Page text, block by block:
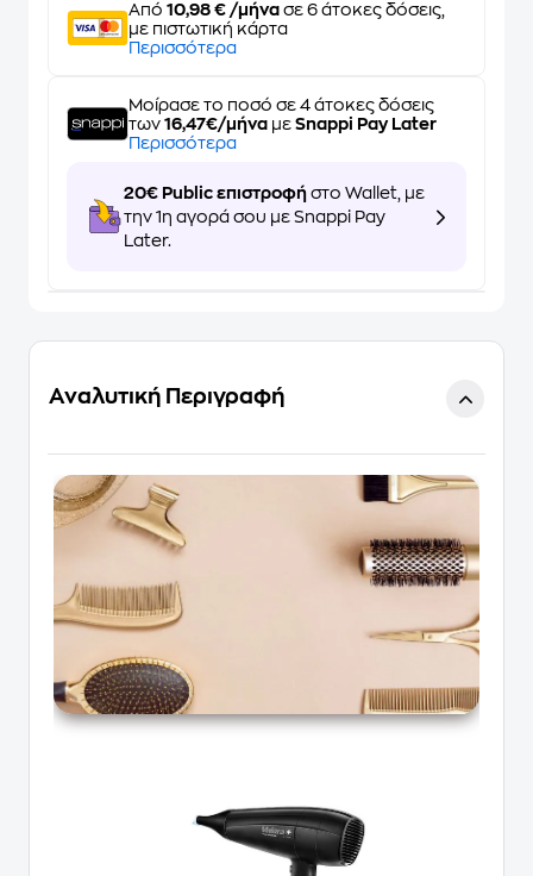
Από 10,98 € /μήνα σε 6 άτοκες δόσεις,
με πιστωτική κάρτα
Περισσότερα
Μοίρασε το ποσό σε 4 άτοκες δόσεις
των 16,47€/μήνα με Snappi Pay Later
Περισσότερα
20€ Public επιστροφή στο Wallet, με
την 1η αγορά σου με Snappi Pay
Later.
Αναλυτική Περιγραφή